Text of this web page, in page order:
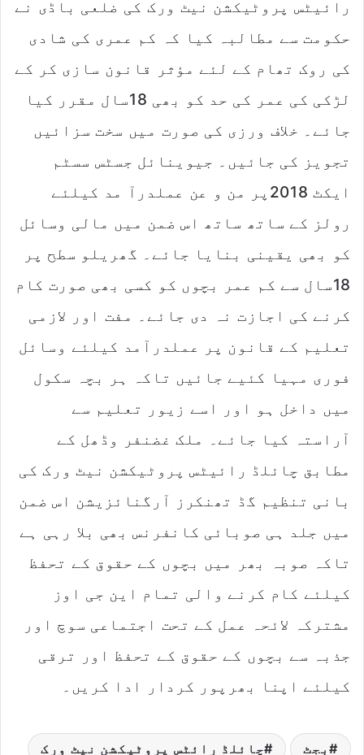
رائیٹس پروٹیکشن نیٹ ورک کی ضلعی باڈی نے
حکومت سے مطالبہ کیا کہ کم عمری کی شادی
کی روک تھام کے لئے مؤثر قانون سازی کر کے
لڑکی کی عمر کی حد کو بھی 18سال مقرر کیا
جائے۔ خلاف ورزی کی صورت میں سخت سزائیں
تجویز کی جائیں۔ جیوینائل جسٹس سسٹم
ایکٹ 2018پر من و عن عملدرآ مد کیلئے
رولز کے ساتھ ساتھ اس ضمن میں مالی وسائل
کو بھی یقینی بنایا جائے۔ گھریلو سطح پر
18سال سے کم عمر بچوں کو کسی بھی صورت کام
کرنے کی اجازت نہ دی جائے۔ مفت اور لازمی
تعلیم کے قانون پر عملدرآمد کیلئے وسائل
فوری مہیا کئیے جائیں تاکہ ہر بچہ سکول
میں داخل ہو اور اسے زیور تعلیم سے
آراستہ کیا جائے۔ ملک غضنفر وڈھل کے
مطابق چائلڈ رائیٹس پروٹیکشن نیٹ ورک کی
بانی تنظیم گڈ تھنکرز آرگنائزیشن اس ضمن
میں جلد ہی صوبائی کانفرنس بھی بلا رہی ہے
تاکہ صوبہ بھر میں بچوں کے حقوق کے تحفظ
کیلئے کام کرنے والی تمام این جی اوز
مشترکہ لائحہ عمل کے تحت اجتماعی سوچ اور
جذبہ سے بچوں کے حقوق کے تحفظ اور ترقی
کیلئے اپنا بھرپور کردار ادا کریں۔
بجٹ چائلڈ رائٹس پروٹیکشن نیٹ ورک